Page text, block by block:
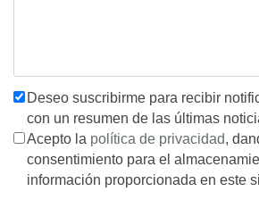
Deseo suscribirme para recibir
con un resumen de las últimas
Acepto la política de privacidad,
consentimiento para el
información proporcionada en este